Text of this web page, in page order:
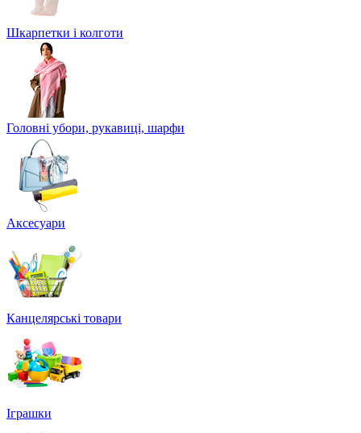
Шкарпетки і колготи
Головні убори, рукавиці, шарфи
Аксесуари
Канцелярські товари
Іграшки